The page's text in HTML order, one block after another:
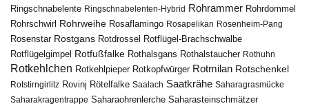
Ringschnabelente Ringschnabelenten-Hybrid Rohrammer Rohrdommel
Rohrschwirl Rohrweihe Rosaflamingo Rosapelikan Rosenheim-Pang
Rosenstar Rostgans Rotdrossel
Rotflügel-Brachschwalbe
Rotflügelgimpel Rotfußfalke Rothalsgans Rothalstaucher Rothuhn
Rotkehlchen Rotkehlpieper Rotkopfwürger Rotmilan Rotschenkel
Rotstirngirlitz Rovinj Rötelfalke Saalach Saatkrähe Saharagrasmücke
Saharakragentrappe Saharaohrenlerche Saharasteinschmätzer